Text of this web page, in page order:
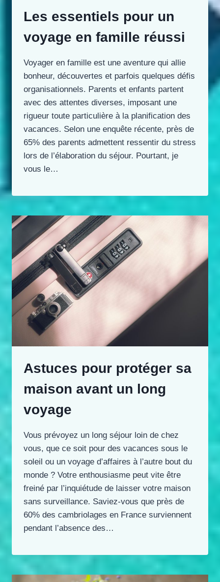
Les essentiels pour un
voyage en famille réussi
Voyager en famille est une aventure qui allie
bonheur, découvertes et parfois quelques défis
organisationnels. Parents et enfants partent
avec des attentes diverses, imposant une
rigueur toute particulière à la planification des
vacances. Selon une enquête récente, près de
65% des parents admettent ressentir du stress
lors de l’élaboration du séjour. Pourtant, je
vous le…
Astuces pour protéger sa
maison avant un long
voyage
Vous prévoyez un long séjour loin de chez
vous, que ce soit pour des vacances sous le
soleil ou un voyage d’affaires à l’autre bout du
monde ? Votre enthousiasme peut vite être
freiné par l’inquiétude de laisser votre maison
sans surveillance. Saviez-vous que près de
60% des cambriolages en France surviennent
pendant l’absence des…